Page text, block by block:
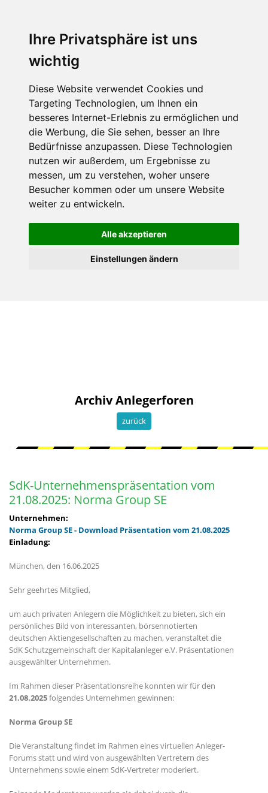
Ihre Privatsphäre ist uns
wichtig
Diese Website verwendet Cookies und
Targeting Technologien, um Ihnen ein
besseres Internet-Erlebnis zu ermöglichen und
die Werbung, die Sie sehen, besser an Ihre
Bedürfnisse anzupassen. Diese Technologien
nutzen wir außerdem, um Ergebnisse zu
messen, um zu verstehen, woher unsere
Besucher kommen oder um unsere Website
weiter zu entwickeln.
Alle akzeptieren
Einstellungen ändern
Archiv Anlegerforen
zurück
SdK-Unternehmenspräsentation vom
21.08.2025: Norma Group SE
Unternehmen:
Norma Group SE - Download Präsentation vom 21.08.2025
Einladung:
München, den 16.06.2025
Sehr geehrtes Mitglied,
um auch privaten Anlegern die Möglichkeit zu bieten, sich ein
persönliches Bild von interessanten, börsennotierten
deutschen Aktiengesellschaften zu machen, veranstaltet die
SdK Schutzgemeinschaft der Kapitalanleger e.V. Präsentationen
ausgewählter Unternehmen.
Im Rahmen dieser Präsentationsreihe konnten wir für den
21.08.2025folgendes Unternehmen gewinnen:
Norma Group SE
Die Veranstaltung findet im Rahmen eines virtuellen Anleger-
Forums statt und wird von ausgewählten Vertretern des
Unternehmens sowie einem SdK-Vertreter moderiert.